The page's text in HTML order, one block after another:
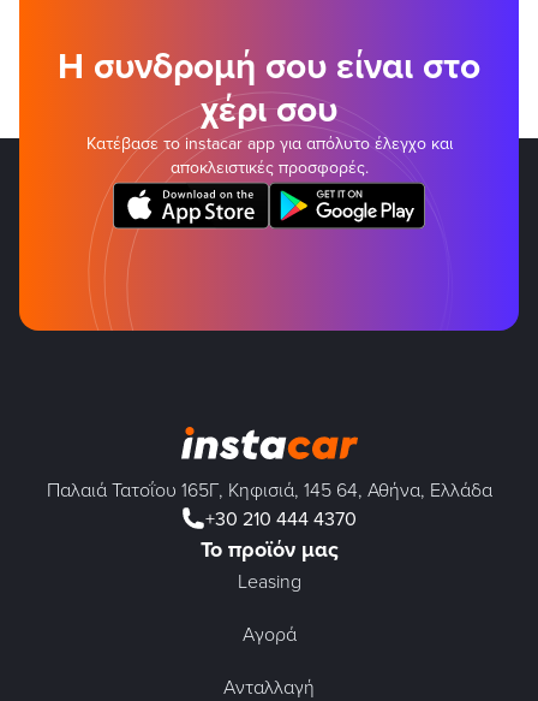
Η συνδρομή σου είναι στο
χέρι σου
Κατέβασε το instacar app για απόλυτο έλεγχο και
αποκλειστικές προσφορές.
Παλαιά Τατοΐου 165Γ, Κηφισιά, 145 64, Αθήνα, Ελλάδα
+30 210 444 4370
Το προϊόν μας
Leasing
Αγορά
Ανταλλαγή